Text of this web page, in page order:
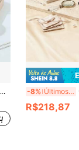
-8% Últimos 3 dias
R$218,87